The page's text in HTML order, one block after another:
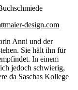
design.com
Anni und der
Sie hält ihn für
In einem
jedoch schwierig,
da Saschas Kollege